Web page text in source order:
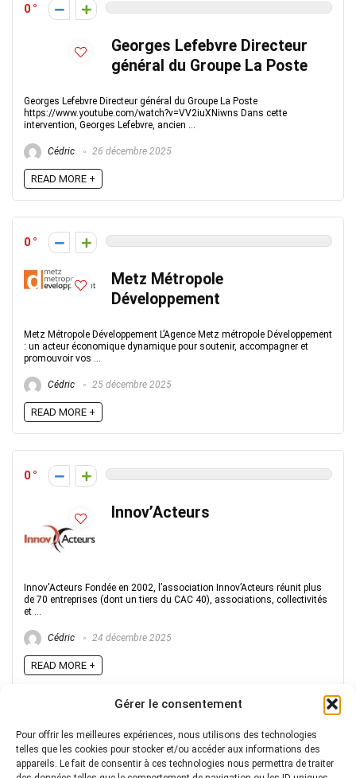
Gérer le consentement
Pour offrir les meilleures expériences, nous utilisons des technologies
telles que les cookies pour stocker et/ou accéder aux informations des
appareils. Le fait de consentir à ces technologies nous permettra de traiter
0
Georges Lefebvre Directeur
général du Groupe La Poste
Georges Lefebvre Directeur général du Groupe La Poste
https://www.youtube.com/watch?v=VV2iuXNiwns Dans cette
intervention, Georges Lefebvre, ancien ...
Cédric 26 décembre 2025
READ MORE +
0
Metz Métropole
Développement
Metz Métropole Développement L’Agence Metz métropole Développement
: un acteur économique dynamique pour soutenir, accompagner et
promouvoir vos ...
Cédric 25 décembre 2025
READ MORE +
0
Innov’Acteurs
Innov'Acteurs Fondée en 2002, l’association Innov’Acteurs réunit plus
de 70 entreprises (dont un tiers du CAC 40), associations, collectivités
et ...
Cédric 24 décembre 2025
READ MORE +
La sélection :